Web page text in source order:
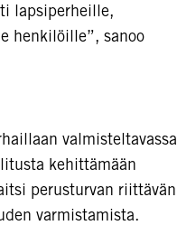
lapsiperheille,
henkilöille”, sanoo
valmisteltavassa
kehittämään
perusturvan riittävän
varmistamista.